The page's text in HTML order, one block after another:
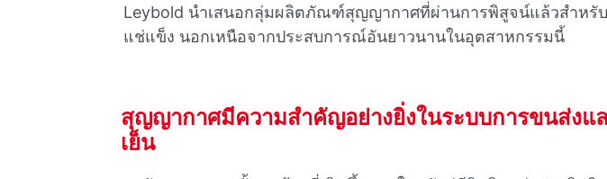
Leybold นําเสนอกลุ่มผลิตภัณฑ์สุญญากาศที่ผ่านการพิสูจน์แล้วสําหรั
แช่แข็ง นอกเหนือจากประสบการณ์อันยาวนานในอุตสาหกรรมนี้
สุญญากาศมีความสําคัญอย่างยิ่งในระบบการขนส่งแ
เย็น